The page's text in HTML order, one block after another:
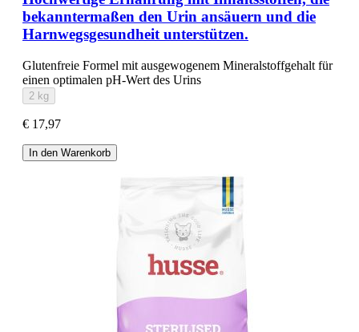
bekanntermaßen den Urin ansäuern und die
Harnwegsgesundheit unterstützen.
Glutenfreie Formel mit ausgewogenem Mineralstoffgehalt für
einen optimalen pH-Wert des Urins
2 kg
€ 17,97
In den Warenkorb